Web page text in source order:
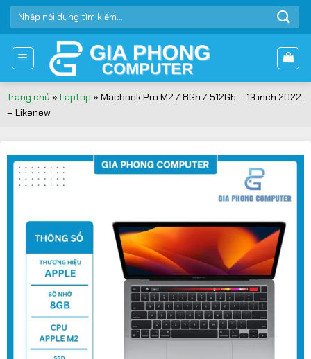
Bỏ
qua
dung
TÌM
KIẾM:
Trang chủ » Laptop » Macbook Pro M2 / 8Gb / 512Gb – 13 inch 2022
– Likenew